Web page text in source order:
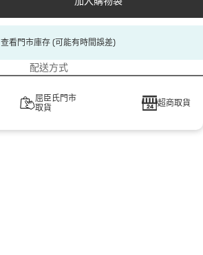
查看門市庫存 (可能有時間誤差)
配送方式
屈臣氏門市
取貨
超商取貨